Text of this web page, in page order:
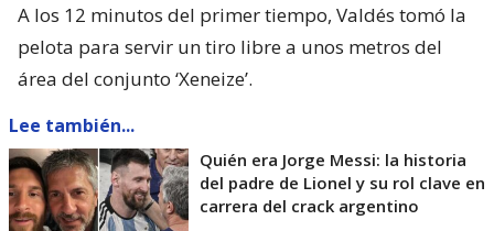
A los 12 minutos del primer tiempo, Valdés tomó la
pelota para servir un tiro libre a unos metros del
área del conjunto ‘Xeneize’.
Lee también...
Quién era Jorge Messi: la historia
del padre de Lionel y su rol clave en
carrera del crack argentino